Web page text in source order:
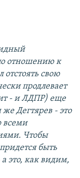
отношению к
свою
продлевает
- и ЛДПР) еще
же Дегтярев - это
всеми
Чтобы
быть
это, как видим,